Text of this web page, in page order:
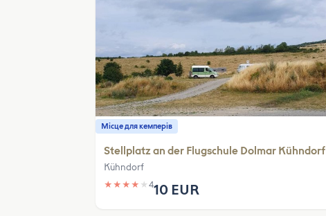
Місце для кемперів
Stellplatz an der Flugschule Dolmar Kühndorf
Kühndorf
★ ★ ★ ★ ★ 410 EUR